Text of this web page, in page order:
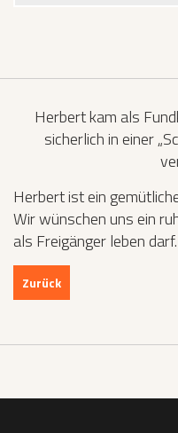
Herbert kam als
sicherlich in einer
Herbert ist ein
Wir wünschen uns ein
als Freigänger leben darf.
Zurück